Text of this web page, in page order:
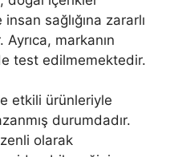
sağlığına zararlı
markanın
test edilmemektedir.
etkili ürünleriyle
durumdadır.
olarak